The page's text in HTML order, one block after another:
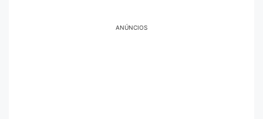
ANÚNCIOS